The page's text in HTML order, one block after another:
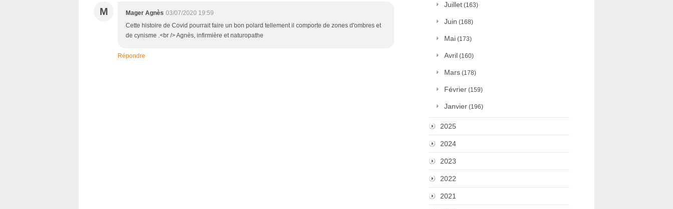
M Mager Agnès 03/07/2020 19:59
Cette histoire de Covid pourrait faire un bon polard tellement il comporte de zones d'ombres et
de cynisme .<br /> Agnès, infirmière et naturopathe
Répondre
Juillet (163)
Juin (168)
Mai (173)
Avril (160)
Mars (178)
Février (159)
Janvier (196)
2025
2024
2023
2022
2021